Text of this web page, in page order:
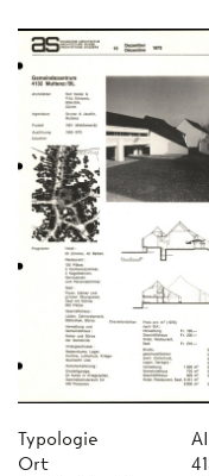
Typologie
Ort